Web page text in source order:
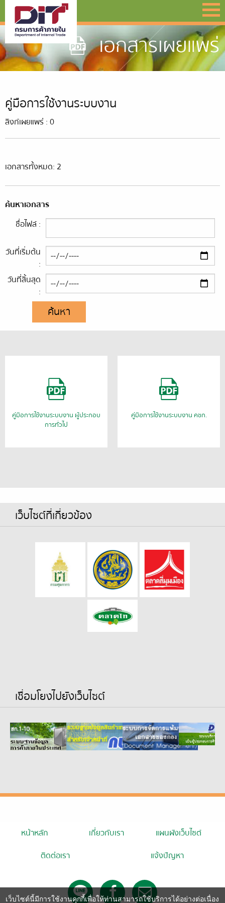
คู่มือการใช้งานระบบงาน
ลิงก์เผยแพร่ : 0
เอกสารทั้งหมด: 2
ค้นหาเอกสาร
ชื่อไฟล์ :
วันที่เริ่มต้น
:
วันที่สิ้นสุด
:
ค้นหา
คู่มือการใช้งานระบบงาน ผู้ประกอบ
การทั่วไป
คู่มือการใช้งานระบบงาน คชก.
เว็บไซต์ที่เกี่ยวข้อง
เชื่อมโยงไปยังเว็บไซต์
หน้าหลัก เกี่ยวกับเรา
แผนผังเว็บไซต์
ติดต่อเรา
แจ้งปัญหา
เว็บไซต์นี้มีการใช้งานคุกกี้เพื่อให้ท่านสามารถใช้บริการได้อย่างต่อเนื่อง